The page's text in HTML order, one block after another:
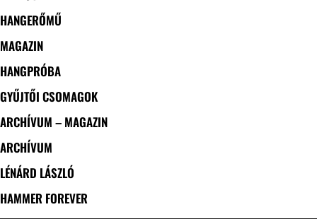
HANGERŐMŰ
MAGAZIN
HANGPRÓBA
GYŰJTŐI CSOMAGOK
ARCHÍVUM – MAGAZIN
ARCHÍVUM
LÉNÁRD LÁSZLÓ
HAMMER FOREVER